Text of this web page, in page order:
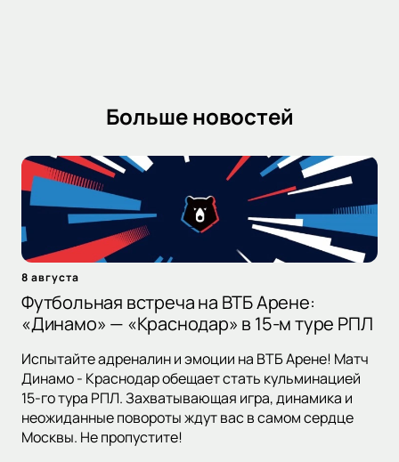
Больше новостей
8 августа
Футбольная встреча на ВТБ Арене:
«Динамо» — «Краснодар» в 15-м туре РПЛ
Испытайте адреналин и эмоции на ВТБ Арене! Матч
Динамо - Краснодар обещает стать кульминацией
15-го тура РПЛ. Захватывающая игра, динамика и
неожиданные повороты ждут вас в самом сердце
Москвы. Не пропустите!